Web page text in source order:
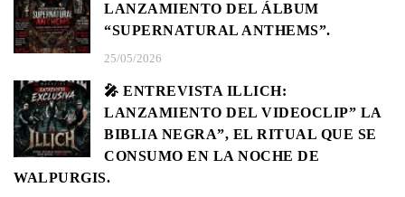
LANZAMIENTO DEL ÁLBUM
“SUPERNATURAL ANTHEMS”.
25/05/2026
🎤 ENTREVISTA ILLICH:
LANZAMIENTO DEL VIDEOCLIP” LA
BIBLIA NEGRA”, EL RITUAL QUE SE
CONSUMO EN LA NOCHE DE
WALPURGIS.